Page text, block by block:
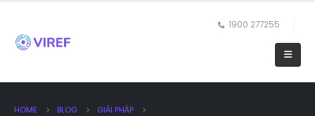
1900 277255
HOME BLOG
GIẢI PHÁP